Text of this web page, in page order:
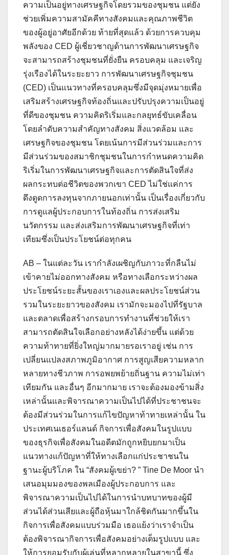
ความเป็นอยู่ทางเศรษฐกิจโดยรวมของชุมชน แต่ยัง
ช่วยเพิ่มความสามัคคีทางสังคมและคุณภาพชีวิต
ของผู้อยู่อาศัยอีกด้วย ท้ายที่สุดแล้ว ด้วยการควบคุม
พลังของ CED ผู้เชี่ยวชาญด้านการพัฒนาเศรษฐกิจ
จะสามารถสร้างชุมชนที่ยั่งยืน ครอบคลุม และเจริญ
รุ่งเรืองได้ในระยะยาว การพัฒนาเศรษฐกิจชุมชน
(CED) เป็นแนวทางที่ครอบคลุมซึ่งมีจุดมุ่งหมายเพื่อ
เสริมสร้างเศรษฐกิจท้องถิ่นและปรับปรุงความเป็นอยู่
ที่ดีของชุมชน ความคิดริเริ่มและกลยุทธ์ขับเคลื่อน
โดยลำดับความสำคัญทางสังคม สิ่งแวดล้อม และ
เศรษฐกิจของชุมชน โดยเน้นการมีส่วนร่วมและการ
มีส่วนร่วมของสมาชิกชุมชนในการกำหนดความคิด
ริเริ่มในการพัฒนาเศรษฐกิจและการตัดสินใจที่ส่ง
ผลกระทบต่อชีวิตของพวกเขา CED ไม่ใช่แค่การ
ดึงดูดการลงทุนจากภายนอกเท่านั้น เป็นเรื่องเกี่ยวกับ
การดูแลผู้ประกอบการในท้องถิ่น การส่งเสริม
นวัตกรรม และส่งเสริมการพัฒนาเศรษฐกิจที่เท่า
เทียมซึ่งเป็นประโยชน์ต่อทุกคน
AB – ในแต่ละวัน เรากำลังเผชิญกับภาวะที่กลืนไม่
เข้าคายไม่ออกทางสังคม หรือทางเลือกระหว่างผล
ประโยชน์ระยะสั้นของเราเองและผลประโยชน์ส่วน
รวมในระยะยาวของสังคม เรามักจะมองไปที่รัฐบาล
และตลาดเพื่อสร้างกรอบการทำงานที่ช่วยให้เรา
สามารถตัดสินใจเลือกอย่างหลังได้ง่ายขึ้น แต่ด้วย
ความท้าทายที่ยิ่งใหญ่มากมายรอเราอยู่ เช่น การ
เปลี่ยนแปลงสภาพภูมิอากาศ การสูญเสียความหลาก
หลายทางชีวภาพ การอพยพย้ายถิ่นฐาน ความไม่เท่า
เทียมกัน และอื่นๆ อีกมากมาย เราจะต้องมองข้ามสิ่ง
เหล่านั้นและพิจารณาความเป็นไปได้ที่ประชาชนจะ
ต้องมีส่วนร่วมในการแก้ไขปัญหาท้าทายเหล่านั้น ใน
ประเทศเนเธอร์แลนด์ กิจการเพื่อสังคมในรูปแบบ
ของธุรกิจเพื่อสังคมในอดีตมักถูกหยิบยกมาเป็น
แนวทางแก้ปัญหาที่ให้ทางเลือกแก่ประชาชนใน
ฐานะผู้บริโภค ใน “สังคมผู้เขย่า? ” Tine De Moor นำ
เสนอมุมมองของพลเมืองผู้ประกอบการ และ
พิจารณาความเป็นไปได้ในการนำบทบาทของผู้มี
ส่วนได้ส่วนเสียและผู้ถือหุ้นมาใกล้ชิดกันมากขึ้นใน
กิจการเพื่อสังคมแบบร่วมมือ เธอแย้งว่าเราจำเป็น
ต้องพิจารณากิจการเพื่อสังคมอย่างเต็มรูปแบบ และ
ให้การยอมรับกับผู้เล่นที่หลากหลายในสาขานี้ ซึ่ง